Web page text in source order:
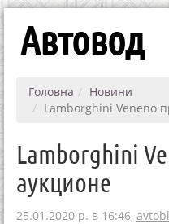
Автовод
Головна
Новини
Lamborghini Veneno
Lamborghini
аукционе
25.01.2020 р. в 16:46,